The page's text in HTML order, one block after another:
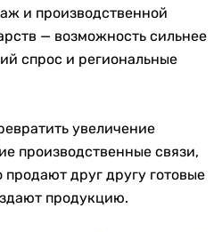
и производственной
— возможность сильнее
спрос и региональные
увеличение
производственные связи,
продают друг другу готовые
продукцию.